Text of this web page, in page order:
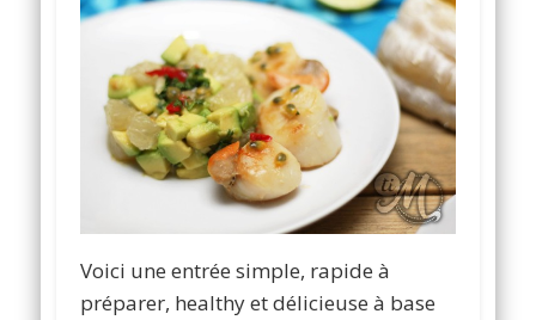
Voici une entrée simple, rapide à
préparer, healthy et délicieuse à base